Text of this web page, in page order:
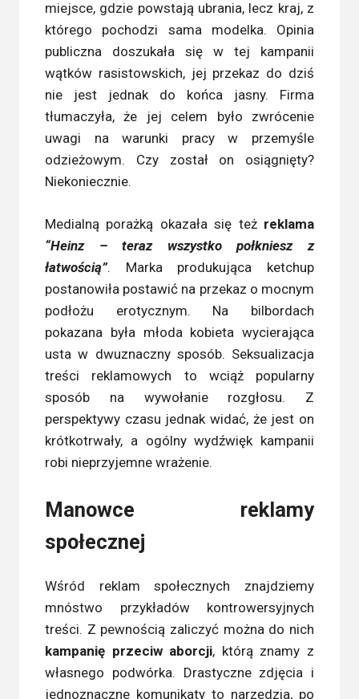
miejsce, gdzie powstają ubrania, lecz kraj, z
którego pochodzi sama modelka. Opinia
publiczna doszukała się w tej kampanii
wątków rasistowskich, jej przekaz do dziś
nie jest jednak do końca jasny. Firma
tłumaczyła, że jej celem było zwrócenie
uwagi na warunki pracy w przemyśle
odzieżowym. Czy został on osiągnięty?
Niekoniecznie.
Medialną porażką okazała się też reklama
“Heinz – teraz wszystko połkniesz z
łatwością”. Marka produkująca ketchup
postanowiła postawić na przekaz o mocnym
podłożu erotycznym. Na bilbordach
pokazana była młoda kobieta wycierająca
usta w dwuznaczny sposób. Seksualizacja
treści reklamowych to wciąż popularny
sposób na wywołanie rozgłosu. Z
perspektywy czasu jednak widać, że jest on
krótkotrwały, a ogólny wydźwięk kampanii
robi nieprzyjemne wrażenie.
Manowce reklamy
społecznej
Wśród reklam społecznych znajdziemy
mnóstwo przykładów kontrowersyjnych
treści. Z pewnością zaliczyć można do nich
kampanię przeciw aborcji, którą znamy z
własnego podwórka. Drastyczne zdjęcia i
jednoznaczne komunikaty to narzędzia, po